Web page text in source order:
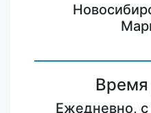
Ежедневно,